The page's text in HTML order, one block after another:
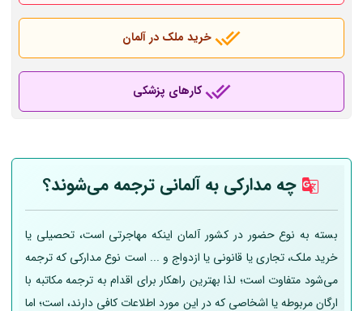
خرید ملک در آلمان
کارهای پزشکی
چه مدارکی بهآلمانی ترجمه می‌شوند؟
بسته به نوع حضور در کشور آلمان اینکه مهاجرتی است، تحصیلی یا
خرید ملک، تجاری یا قانونی یا ازدواج و ... است نوع مدارکی که ترجمه
می‌شود متفاوت است؛ لذا بهترین راهکار برای اقدام به ترجمه مکاتبه با
ارگان مربوطه یا اشخاصی که در این مورد اطلاعات کافی دارند، است؛ اما